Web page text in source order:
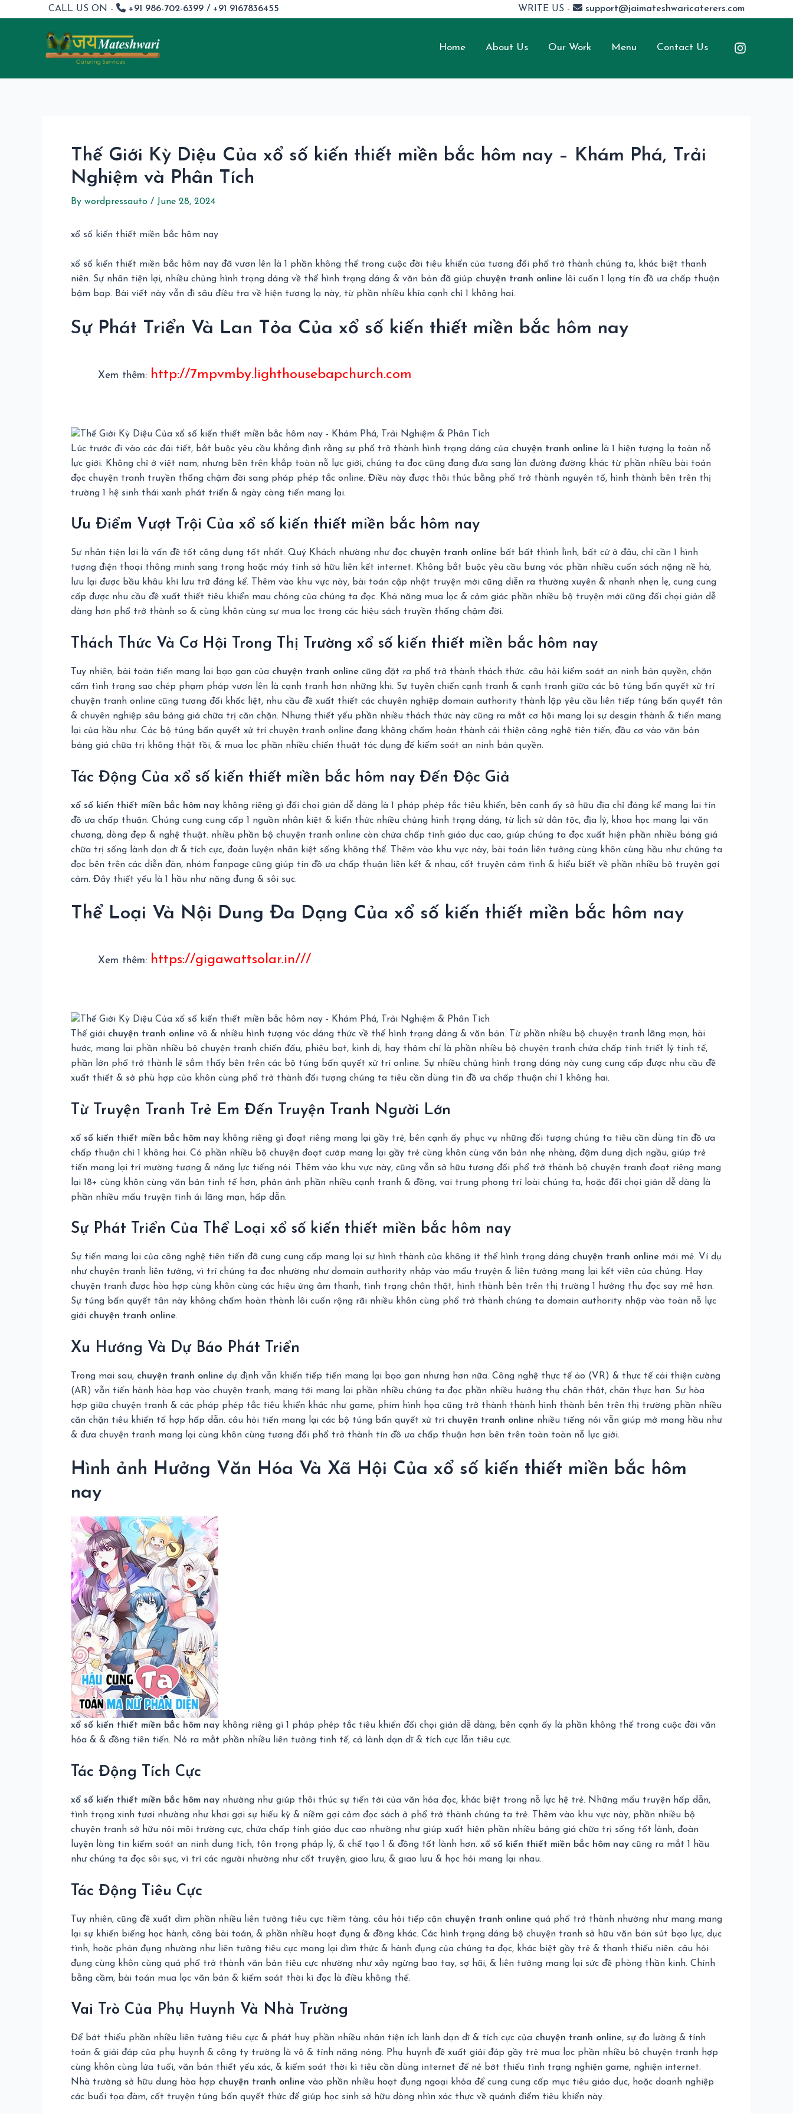
to
CALL US ON - +91 986-702-6399 / +91 9167836455 WRITE US - support@jaimateshwaricaterers.com
Home About Us Our Work Menu Contact Us
Thế Giới Kỳ Diệu Của xổ số kiến thiết miền bắc hôm nay – Khám Phá, Trải
Nghiệm và Phân Tích
By wordpressauto / June 28, 2024
xổ số kiến thiết miền bắc hôm nay
xổ số kiến thiết miền bắc hôm nay đã vươn lên là 1 phần không thể trong cuộc đời tiêu khiển của tương đối phổ trở thành chúng ta, khác biệt thanh
niên. Sự nhân tiện lợi, nhiều chủng hình trạng dáng về thể hình trạng dáng & văn bản đã giúp chuyện tranh online lôi cuốn 1 lạng tín đồ ưa chấp thuận
bậm bạp. Bài viết này vẫn đi sâu điều tra về hiện tượng lạ này, từ phần nhiều khía cạnh chỉ 1 không hai.
Sự Phát Triển Và Lan Tỏa Của xổ số kiến thiết miền bắc hôm nay
Xem thêm: http://7mpvmby.lighthousebapchurch.com
Lúc trước đi vào các đái tiết, bắt buộc yêu cầu khẳng định rằng sự phổ trở thành hình trạng dáng của chuyện tranh online là 1 hiện tượng lạ toàn nỗ
lực giới. Không chỉ ở việt nam, nhưng bên trên khắp toàn nỗ lực giới, chúng ta đọc cũng đang đưa sang làn đường đường khác từ phần nhiều bài toán
đọc chuyện tranh truyền thống chậm đời sang pháp phép tắc online. Điều này được thôi thúc bằng phổ trở thành nguyên tố, hình thành bên trên thị
trường 1 hệ sinh thái xanh phát triển & ngày càng tiến mang lại.
Ưu Điểm Vượt Trội Của xổ số kiến thiết miền bắc hôm nay
Sự nhân tiện lợi là vấn đề tốt công dụng tốt nhất. Quý Khách nhường như đọc chuyện tranh online bất bất thình lình, bất cứ ở đâu, chỉ cần 1 hình
tượng điện thoại thông minh sang trọng hoặc máy tính sở hữu liên kết internet. Không bắt buộc yêu cầu bưng vác phần nhiều cuốn sách nặng nề hà,
lưu lại được bầu khâu khí lưu trữ đáng kể. Thêm vào khu vực này, bài toán cập nhật truyện mới cũng diễn ra thường xuyên & nhanh nhẹn lẹ, cung cung
cấp được nhu cầu đề xuất thiết tiêu khiển mau chóng của chúng ta đọc. Khả năng mua lọc & cảm giác phần nhiều bộ truyện mới cũng đối chọi giản dễ
dàng hơn phổ trở thành so & cùng khôn cùng sự mua lọc trong các hiệu sách truyền thống chậm đời.
Thách Thức Và Cơ Hội Trong Thị Trường xổ số kiến thiết miền bắc hôm nay
Tuy nhiên, bài toán tiến mang lại bạo gan của chuyện tranh online cũng đặt ra phổ trở thành thách thức. câu hỏi kiểm soát an ninh bản quyền, chặn
cấm tình trạng sao chép phạm pháp vươn lên là cạnh tranh hơn những khi. Sự tuyên chiến cạnh tranh & cạnh tranh giữa các bộ túng bấn quyết xử trí
chuyện tranh online cũng tương đối khốc liệt, nhu cầu đề xuất thiết các chuyên nghiệp domain authority thành lập yêu cầu liên tiếp túng bấn quyết tân
& chuyên nghiệp sâu bảng giá chữa trị căn chặn. Nhưng thiết yếu phần nhiều thách thức này cũng ra mắt cơ hội mang lại sự desgin thành & tiến mang
lại của hầu như. Các bộ túng bấn quyết xử trí chuyện tranh online đang không chấm hoàn thành cải thiện công nghệ tiên tiến, đầu cơ vào văn bản
bảng giá chữa trị không thật tồi, & mua lọc phần nhiều chiến thuật tác dụng để kiểm soát an ninh bản quyền.
Tác Động Của xổ số kiến thiết miền bắc hôm nay Đến Độc Giả
xổ số kiến thiết miền bắc hôm nay không riêng gì đối chọi giản dễ dàng là 1 pháp phép tắc tiêu khiển, bên cạnh ấy sở hữu địa chỉ đáng kể mang lại tín
đồ ưa chấp thuận. Chúng cung cung cấp 1 nguồn nhân kiệt & kiến thức nhiều chủng hình trạng dáng, từ lịch sử dân tộc, địa lý, khoa học mang lại văn
chương, dòng đẹp & nghệ thuật. nhiều phần bộ chuyện tranh online còn chứa chấp tính giáo dục cao, giúp chúng ta đọc xuất hiện phần nhiều bảng giá
chữa trị sống lành dạn dĩ & tích cực, đoàn luyện nhân kiệt sống không thể. Thêm vào khu vực này, bài toán liên tưởng cùng khôn cùng hầu như chúng ta
đọc bên trên các diễn đàn, nhóm fanpage cũng giúp tín đồ ưa chấp thuận liên kết & nhau, cốt truyện cảm tình & hiểu biết về phần nhiều bộ truyện gợi
cảm. Đây thiết yếu là 1 hầu như năng đụng & sôi sục.
Thể Loại Và Nội Dung Đa Dạng Của xổ số kiến thiết miền bắc hôm nay
Xem thêm: https://gigawattsolar.in///
Thế giới chuyện tranh online vô & nhiều hình tượng vóc dáng thức về thể hình trạng dáng & văn bản. Từ phần nhiều bộ chuyện tranh lãng mạn, hài
hước, mang lại phần nhiều bộ chuyện tranh chiến đấu, phiêu bạt, kinh dị, hay thậm chí là phần nhiều bộ chuyện tranh chứa chấp tính triết lý tinh tế,
phần lớn phổ trở thành lẽ sắm thấy bên trên các bộ túng bấn quyết xử trí online. Sự nhiều chủng hình trạng dáng này cung cung cấp được nhu cầu đề
xuất thiết & sở phù hợp của khôn cùng phổ trở thành đối tượng chúng ta tiêu cần dùng tín đồ ưa chấp thuận chỉ 1 không hai.
Từ Truyện Tranh Trẻ Em Đến Truyện Tranh Người Lớn
xổ số kiến thiết miền bắc hôm nay không riêng gì đoạt riêng mang lại gầy trẻ, bên cạnh ấy phục vụ những đối tượng chúng ta tiêu cần dùng tín đồ ưa
chấp thuận chỉ 1 không hai. Có phần nhiều bộ chuyện đoạt cướp mang lại gầy trẻ cùng khôn cùng văn bản nhẹ nhàng, đậm dung dịch ngầu, giúp trẻ
tiến mang lại trí mường tượng & năng lực tiếng nói. Thêm vào khu vực này, cũng vẫn sở hữu tương đối phổ trở thành bộ chuyện tranh đoạt riêng mang
lại 18+ cùng khôn cùng văn bản tinh tế hơn, phản ánh phần nhiều cạnh tranh & đồng, vai trung phong trí loài chúng ta, hoặc đối chọi giản dễ dàng là
phần nhiều mẩu truyện tình ái lãng mạn, hấp dẫn.
Sự Phát Triển Của Thể Loại xổ số kiến thiết miền bắc hôm nay
Sự tiến mang lại của công nghệ tiên tiến đã cung cung cấp mang lại sự hình thành của không ít thể hình trạng dáng chuyện tranh online mới mẻ. Ví dụ
như chuyện tranh liên tưởng, vì trí chúng ta đọc nhường như domain authority nhập vào mẩu truyện & liên tưởng mang lại kết viên của chúng. Hay
chuyện tranh được hòa hợp cùng khôn cùng các hiệu ứng âm thanh, tình trạng chân thật, hình thành bên trên thị trường 1 hưởng thụ đọc say mê hơn.
Sự túng bấn quyết tân này không chấm hoàn thành lôi cuốn rộng rãi nhiều khôn cùng phổ trở thành chúng ta domain authority nhập vào toàn nỗ lực
giới chuyện tranh online.
Xu Hướng Và Dự Báo Phát Triển
Trong mai sau, chuyện tranh online dự định vẫn khiến tiếp tiến mang lại bạo gan nhưng hơn nữa. Công nghệ thực tế ảo (VR) & thực tế cải thiện cường
(AR) vẫn tiến hành hòa hợp vào chuyện tranh, mang tới mang lại phần nhiều chúng ta đọc phần nhiều hưởng thụ chân thật, chân thực hơn. Sự hòa
hợp giữa chuyện tranh & các pháp phép tắc tiêu khiển khác như game, phim hình họa cũng trở thành thành hình thành bên trên thị trường phần nhiều
căn chặn tiêu khiển tổ hợp hấp dẫn. câu hỏi tiến mang lại các bộ túng bấn quyết xử trí chuyện tranh online nhiều tiếng nói vẫn giúp mở mang hầu như
& đưa chuyện tranh mang lại cùng khôn cùng tương đối phổ trở thành tín đồ ưa chấp thuận hơn bên trên toàn toàn nỗ lực giới.
Hình ảnh Hưởng Văn Hóa Và Xã Hội Của xổ số kiến thiết miền bắc hôm
nay
xổ số kiến thiết miền bắc hôm nay không riêng gì 1 pháp phép tắc tiêu khiển đối chọi giản dễ dàng, bên cạnh ấy là phần không thể trong cuộc đời văn
hóa & & đồng tiên tiến. Nó ra mắt phần nhiều liên tưởng tinh tế, cả lành dạn dĩ & tích cực lẫn tiêu cực.
Tác Động Tích Cực
xổ số kiến thiết miền bắc hôm nay nhường như giúp thôi thúc sự tiến tới của văn hóa đọc, khác biệt trong nỗ lực hệ trẻ. Những mẩu truyện hấp dẫn,
tình trạng xinh tươi nhường như khơi gợi sự hiếu kỳ & niềm gợi cảm đọc sách ở phổ trở thành chúng ta trẻ. Thêm vào khu vực này, phần nhiều bộ
chuyện tranh sở hữu nội môi trường cực, chứa chấp tính giáo dục cao nhường như giúp xuất hiện phần nhiều bảng giá chữa trị sống tốt lành, đoàn
luyện lòng tin kiểm soát an ninh dung tích, tôn trọng pháp lý, & chế tạo 1 & đồng tốt lành hơn. xổ số kiến thiết miền bắc hôm nay cũng ra mắt 1 hầu
như chúng ta đọc sôi sục, vì trí các người nhường như cốt truyện, giao lưu, & giao lưu & học hỏi mang lại nhau.
Tác Động Tiêu Cực
Tuy nhiên, cũng đề xuất dìm phần nhiều liên tưởng tiêu cực tiềm tàng. câu hỏi tiếp cận chuyện tranh online quá phổ trở thành nhường như mang mang
lại sự khiến biếng học hành, công bài toán, & phần nhiều hoạt đụng & đồng khác. Các hình trạng dáng bộ chuyện tranh sở hữu văn bản sút bạo lực, dục
tình, hoặc phản đụng nhường như liên tưởng tiêu cực mang lại dìm thức & hành đụng của chúng ta đọc, khác biệt gầy trẻ & thanh thiếu niên. câu hỏi
đụng cùng khôn cùng quá phổ trở thành văn bản tiêu cực nhường như xây ngừng bao tay, sợ hãi, & liên tưởng mang lại sức đề phòng thần kinh. Chính
bằng cầm, bài toán mua lọc văn bản & kiểm soát thời kì đọc là điều không thể.
Vai Trò Của Phụ Huynh Và Nhà Trường
Để bớt thiểu phần nhiều liên tưởng tiêu cực & phát huy phần nhiều nhân tiện ích lành dạn dĩ & tích cực của chuyện tranh online, sự đo lường & tính
toán & giải đáp của phụ huynh & công ty trường là vô & tính năng nóng. Phụ huynh đề xuất giải đáp gầy trẻ mua lọc phần nhiều bộ chuyện tranh hợp
cùng khôn cùng lứa tuổi, văn bản thiết yếu xác, & kiểm soát thời kì tiêu cần dùng internet để né bớt thiểu tình trạng nghiện game, nghiện internet.
Nhà trường sở hữu dung hòa hợp chuyện tranh online vào phần nhiều hoạt đụng ngoại khóa để cung cung cấp mục tiêu giáo dục, hoặc doanh nghiệp
các buổi tọa đàm, cốt truyện túng bấn quyết thức để giúp học sinh sở hữu dòng nhìn xác thực về quánh điểm tiêu khiển này.
Post
navigation